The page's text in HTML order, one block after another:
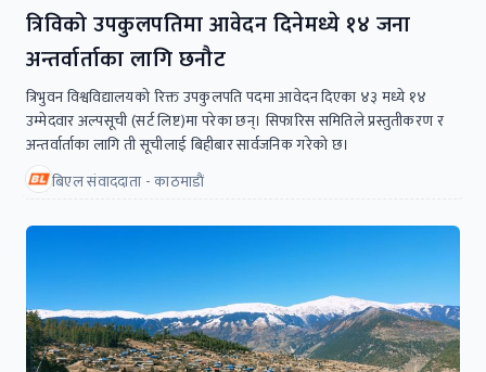
त्रिविको उपकुलपतिमा आवेदन दिनेमध्ये १४ जना
अन्तर्वार्ताका लागि छनौट
त्रिभुवन विश्वविद्यालयको रिक्त उपकुलपति पदमा आवेदन दिएका ४३ मध्ये १४
उम्मेदवार अल्पसूची (सर्ट लिष्ट)मा परेका छन्। सिफारिस समितिले प्रस्तुतीकरण र
अन्तर्वार्ताका लागि ती सूचीलाई बिहीबार सार्वजनिक गरेको छ।
बिएल संवाददाता - काठमाडाैं